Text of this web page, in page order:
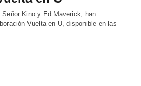
Kino y Ed Maverick, han
Vuelta en U, disponible en las